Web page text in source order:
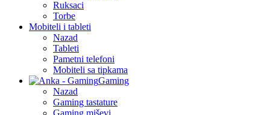
Ruksaci
Torbe
Mobiteli i tableti
Nazad
Tableti
Pametni telefoni
Mobiteli sa tipkama
Gaming
Nazad
Gaming tastature
Gaming miševi